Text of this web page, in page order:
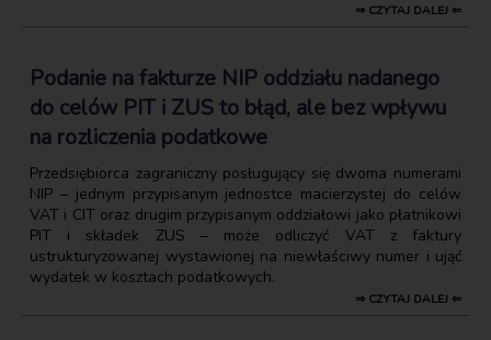
⇒ CZYTAJ DALEJ ⇐
Podanie na fakturze NIP oddziału nadanego
do celów PIT i ZUS to błąd, ale bez wpływu
na rozliczenia podatkowe
Przedsiębiorca zagraniczny posługujący się dwoma numerami
NIP – jednym przypisanym jednostce macierzystej do celów
VAT i CIT oraz drugim przypisanym oddziałowi jako płatnikowi
PIT i składek ZUS – może odliczyć VAT z faktury
ustrukturyzowanej wystawionej na niewłaściwy numer i ująć
wydatek w kosztach podatkowych.
⇒ CZYTAJ DALEJ ⇐